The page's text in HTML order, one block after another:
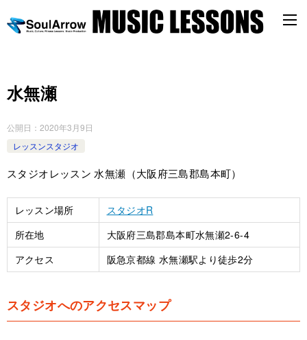
水無瀬
公開日： 2020年3月9日
レッスンスタジオ
スタジオレッスン 水無瀬（大阪府三島郡島本町）
レッスン場所
スタジオR
所在地
大阪府三島郡島本町水無瀬2-6-4
アクセス
阪急京都線 水無瀬駅より徒歩2分
スタジオへのアクセスマップ